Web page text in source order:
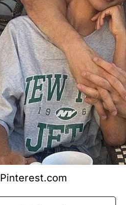
Pinterest.com